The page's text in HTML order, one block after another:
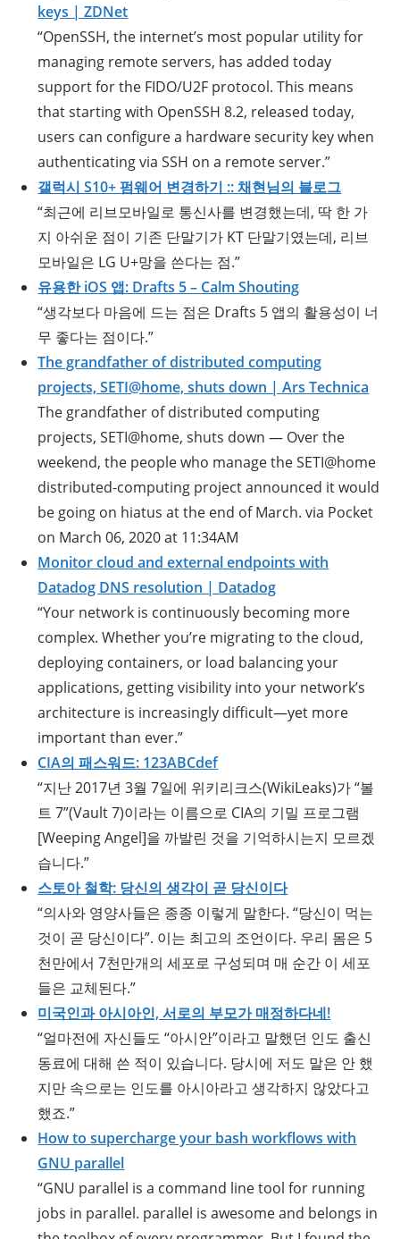
keys | ZDNet
“OpenSSH, the internet’s most popular utility for
managing remote servers, has added today
support for the FIDO/U2F protocol. This means
that starting with OpenSSH 8.2, released today,
users can configure a hardware security key when
authenticating via SSH on a remote server.”
갤럭시 S10+ 펌웨어 변경하기 :: 채현님의 블로그
“최근에 리브모바일로 통신사를 변경했는데, 딱 한 가
지 아쉬운 점이 기존 단말기가 KT 단말기였는데, 리브
모바일은 LG U+망을 쓴다는 점.”
유용한 iOS 앱: Drafts 5 – Calm Shouting
“생각보다 마음에 드는 점은 Drafts 5 앱의 활용성이 너
무 좋다는 점이다.”
The grandfather of distributed computing
projects, SETI@home, shuts down | Ars Technica
The grandfather of distributed computing
projects, SETI@home, shuts down — Over the
weekend, the people who manage the SETI@home
distributed-computing project announced it would
be going on hiatus at the end of March. via Pocket
on March 06, 2020 at 11:34AM
Monitor cloud and external endpoints with
Datadog DNS resolution | Datadog
“Your network is continuously becoming more
complex. Whether you’re migrating to the cloud,
deploying containers, or load balancing your
applications, getting visibility into your network’s
architecture is increasingly difficult—yet more
important than ever.”
CIA의 패스워드: 123ABCdef
“지난 2017년 3월 7일에 위키리크스(WikiLeaks)가 “볼
트 7”(Vault 7)이라는 이름으로 CIA의 기밀 프로그램
[Weeping Angel]을 까발린 것을 기억하시는지 모르겠
습니다.”
스토아 철학: 당신의 생각이 곧 당신이다
“의사와 영양사들은 종종 이렇게 말한다. “당신이 먹는
것이 곧 당신이다”. 이는 최고의 조언이다. 우리 몸은 5
천만에서 7천만개의 세포로 구성되며 매 순간 이 세포
들은 교체된다.”
미국인과 아시아인, 서로의 부모가 매정하다네!
“얼마전에 자신들도 “아시안”이라고 말했던 인도 출신
동료에 대해 쓴 적이 있습니다. 당시에 저도 말은 안 했
지만 속으로는 인도를 아시아라고 생각하지 않았다고
했죠.”
How to supercharge your bash workflows with
GNU parallel
“GNU parallel is a command line tool for running
jobs in parallel. parallel is awesome and belongs in